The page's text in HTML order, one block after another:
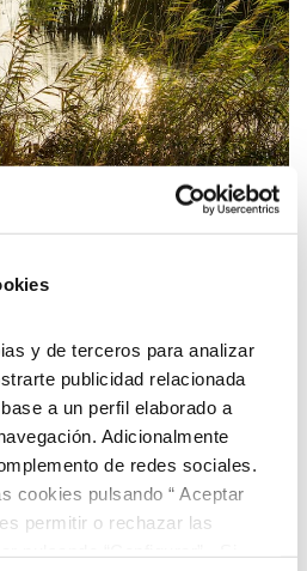
y de terceros para analizar
publicidad relacionada
a un perfil elaborado a
Adicionalmente
de redes sociales.
cookies pulsando “ Aceptar
permitir o rechazar las
ecosistemas, clave en